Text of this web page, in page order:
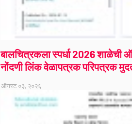
बालचित्रकला स्पर्धा 2026 शाळेची
नोंदणी लिंक वेळापत्रक परिपत्रक
ऑगस्ट ०३, २०२६